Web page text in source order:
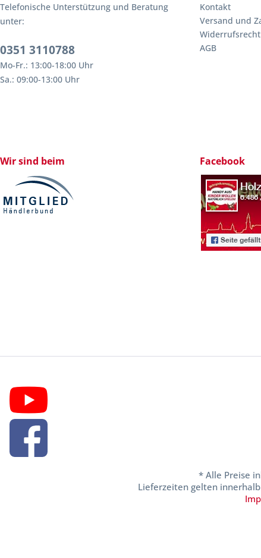
Telefonische Unterstützung und Beratung
unter:
0351 3110788
Mo-Fr.: 13:00-18:00 Uhr
Sa.: 09:00-13:00 Uhr
Kontakt
Versand und
Widerrufsrecht
AGB
Wir sind beim Facebook
* Alle Preise
Lieferzeiten gelten